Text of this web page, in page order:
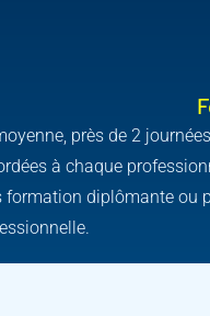
près de 2
à chaque
formation diplômante ou